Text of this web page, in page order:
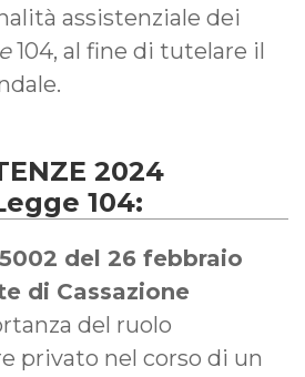
assistenziale dei
104, al fine di tutelare il
2024
104:
del 26 febbraio
di Cassazione
del ruolo
privato nel corso di un